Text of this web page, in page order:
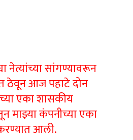
नेत्यांच्या सांगण्यावरून
ठेवून आज पहाटे दोन
एका शासकीय
माझ्या कंपनीच्या एका
आली.